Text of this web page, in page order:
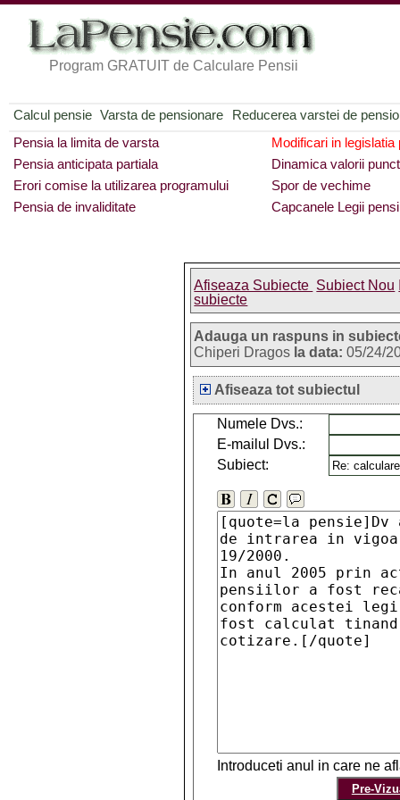
Program GRATUIT de Calculare Pensii
Calcul pensie Varsta de pensionare
Reducerea varstei de
Pensia la limita de varsta
Modificari in legislatia
Pensia anticipata partiala
Dinamica valorii
Erori comise la utilizarea programului
Spor de vechime
Pensia de invaliditate
Capcanele Legii
Afiseaza Subiecte Subiect Nou
subiecte
Adauga un raspuns in
Chiperi Dragos la data: 05/24/
Afiseaza tot subiectul
Numele Dvs.:
E-mailul Dvs.:
Subiect:
Introduceti anul in care ne